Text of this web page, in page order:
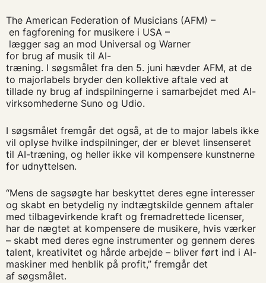
The American Federation of Musicians (AFM) –
en fagforening for musikere i USA –
lægger sag an mod Universal og Warner
for brug af musik til AI-
træning. I søgsmålet fra den 5. juni hævder AFM, at de
to majorlabels bryder den kollektive aftale ved at
tillade ny brug af indspilningerne i samarbejdet med AI-
virksomhederne Suno og Udio.
I søgsmålet fremgår det også, at de to major labels ikke
vil oplyse hvilke indspilninger, der er blevet linsenseret
til AI-træning, og heller ikke vil kompensere kunstnerne
for udnyttelsen.
“Mens de sagsøgte har beskyttet deres egne interesser
og skabt en betydelig ny indtægtskilde gennem aftaler
med tilbagevirkende kraft og fremadrettede licenser,
har de nægtet at kompensere de musikere, hvis værker
– skabt med deres egne instrumenter og gennem deres
talent, kreativitet og hårde arbejde – bliver ført ind i AI-
maskiner med henblik på profit,” fremgår det
af søgsmålet.